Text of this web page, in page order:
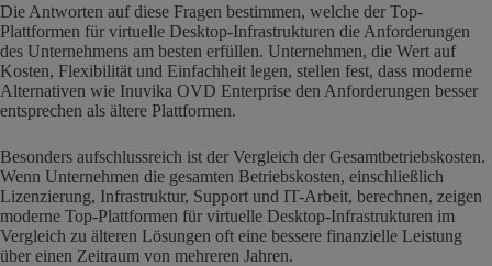
Die Antworten auf diese Fragen bestimmen, welche der Top-
Plattformen für virtuelle Desktop-Infrastrukturen die Anforderungen
des Unternehmens am besten erfüllen. Unternehmen, die Wert auf
Kosten, Flexibilität und Einfachheit legen, stellen fest, dass moderne
Alternativen wie Inuvika OVD Enterprise den Anforderungen besser
entsprechen als ältere Plattformen.
Besonders aufschlussreich ist der Vergleich der Gesamtbetriebskosten.
Wenn Unternehmen die gesamten Betriebskosten, einschließlich
Lizenzierung, Infrastruktur, Support und IT-Arbeit, berechnen, zeigen
moderne Top-Plattformen für virtuelle Desktop-Infrastrukturen im
Vergleich zu älteren Lösungen oft eine bessere finanzielle Leistung
über einen Zeitraum von mehreren Jahren.